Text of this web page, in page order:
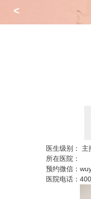
<
医生级别：
主
所在医院：
预约微信：
医院电话：